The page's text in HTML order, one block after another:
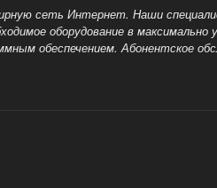
сеть Интернет.Наши
оборудование в максимально
обеспечением.Абонентское